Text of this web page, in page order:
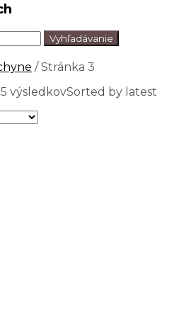
/ Stránka 3
výsledkovSorted by latest
Vyhľadávanie